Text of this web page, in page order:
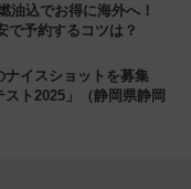
油込でお得に海外へ！
で予約するコツは？
ナイスショットを募集
ト2025」（静岡県静岡